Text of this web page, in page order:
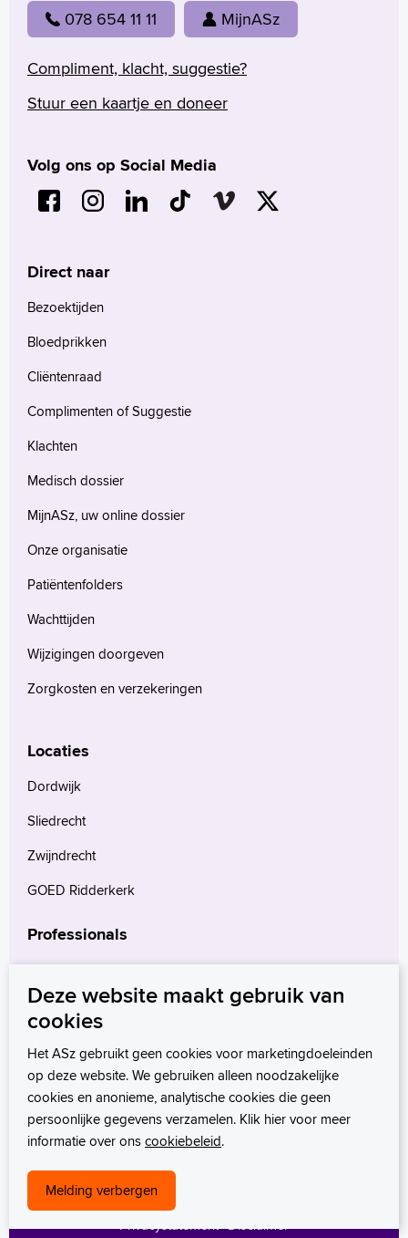
Voorleesfunctie
Language
Zoeken
English
Türkçe
Arabisch
078 654 11 11 MijnASz
Compliment, klacht, suggestie?
Stuur een kaartje en doneer
Volg ons op Social Media
Direct naar
Bezoektijden
Bloedprikken
Cliëntenraad
Complimenten of Suggestie
Klachten
Medisch dossier
MijnASz, uw online dossier
Onze organisatie
Patiëntenfolders
Wachttijden
Wijzigingen doorgeven
Zorgkosten en verzekeringen
Locaties
Dordwijk
Sliedrecht
Zwijndrecht
GOED Ridderkerk
Professionals
Verwijzers
Wetenschappelijk onderzoek
Privacystatement Disclaimer
Deze website maakt gebruik van
cookies
Het ASz gebruikt geen cookies voor marketingdoeleinden
op deze website. We gebruiken alleen noodzakelijke
cookies en anonieme, analytische cookies die geen
persoonlijke gegevens verzamelen. Klik hier voor meer
informatie over onscookiebeleid.
Melding verbergen